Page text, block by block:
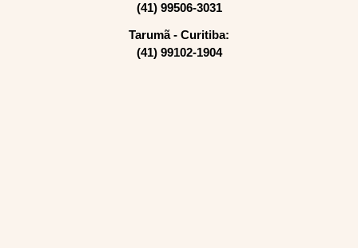
(41) 99506-3031
Tarumã - Curitiba:
(41) 99102-1904